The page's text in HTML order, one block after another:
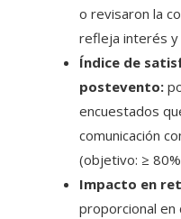
o revisaron la
refleja interés y
Índice de
postevento:
encuestados
comunicación
(objetivo: ≥
Impacto en
proporcional en